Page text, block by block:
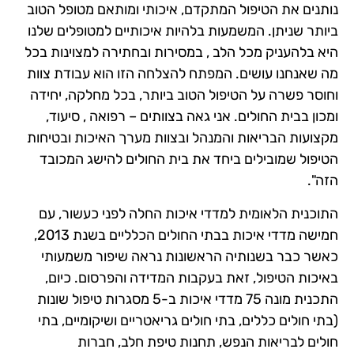
נותנים את הטיפול המתקדם, איכותי ומותאם מטופל הטוב
ביותר שניתן. המשמעות בלהיות איכותיים למטופלים שלנו
היא בלהעניק מכל הלב , במסירות ובחתירה למצוינות בכל
מה שאנחנו עושים. המפתח להצלחה הזו הוא עבודת צוות
וחוסר פשרה על הטיפול הטוב ביותר, בכל מחלקה, יחידה
ומכון בבית החולים. אני גאה בצוותים – רפואה , סיעוד,
מקצועות הבריאות והמנהל ובצוות מערך האיכות ובטיחות
הטיפול שמובילים ביחד את בית החולים להישג המכובד
הזה".
התוכנית הלאומית למדדי איכות החלה לפני כעשור, עם
חמישה מדדי איכות בבתי החולים הכלליים בשנת 2013,
כאשר כבר בשנותיה הראשונות נראה שיפור משמעותי
באיכות הטיפול, זאת בעקבות המדידה והפרסום. כיום,
התכנית מונה 75 מדדי איכות ב-5 מסגרות טיפול שונות
(בתי חולים כללים, בתי חולים גריאטריים ושיקומיים, בתי
חולים לבריאות הנפש, תחנות טיפת חלב, חברות